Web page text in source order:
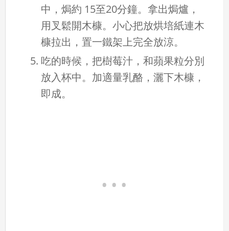
中，焗約 15至20分鐘。拿出焗爐，
用叉鬆開木槺。小心把放烘培紙連木
槺拉出，置一鐵架上完全放涼。
吃的時候，把樹莓汁，和蘋果粒分別
放入杯中。加適量乳酪，灑下木槺，
即成。